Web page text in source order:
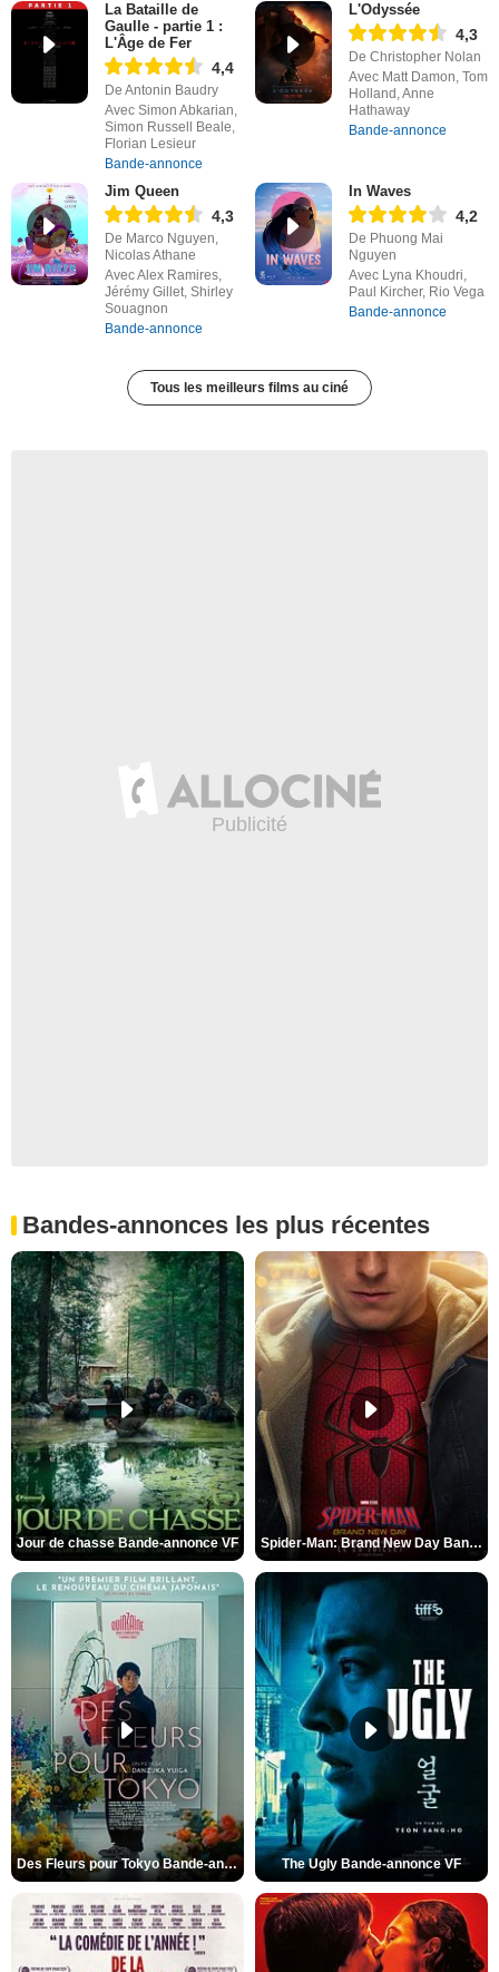
La Bataille de
Gaulle - partie 1 :
L'Âge de Fer
4,4
De Antonin Baudry
Avec Simon Abkarian,
Simon Russell Beale,
Florian Lesieur
Bande-annonce
L'Odyssée
4,3
De Christopher Nolan
Avec Matt Damon, Tom
Holland, Anne
Hathaway
Bande-annonce
Jim Queen
4,3
De Marco Nguyen,
Nicolas Athane
Avec Alex Ramires,
Jérémy Gillet, Shirley
Souagnon
Bande-annonce
In Waves
4,2
De Phuong Mai
Nguyen
Avec Lyna Khoudri,
Paul Kircher, Rio Vega
Bande-annonce
Tous les meilleurs films au ciné
Bandes-annonces les plus récentes
Jour de chasse Bande-annonce VF Spider-Man: Brand New Day Bande-annonce (3) VO STFR
Des Fleurs pour Tokyo Bande-annonce VO STFR The Ugly Bande-annonce VF